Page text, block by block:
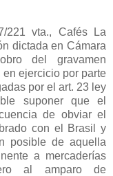
221 vta., Cafés
La
dictada en Cámara
del gravamen
ejercicio por parte
por el art. 23 ley
suponer que el
de obviar el
con el Brasil y
posible de aquella
a mercaderías
al amparo de